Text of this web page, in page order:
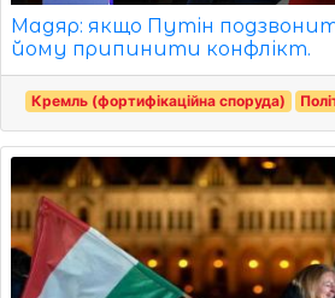
Мадяр: якщо Путін
йому припинити конфлікт.
Кремль (фортифікаційна споруда)